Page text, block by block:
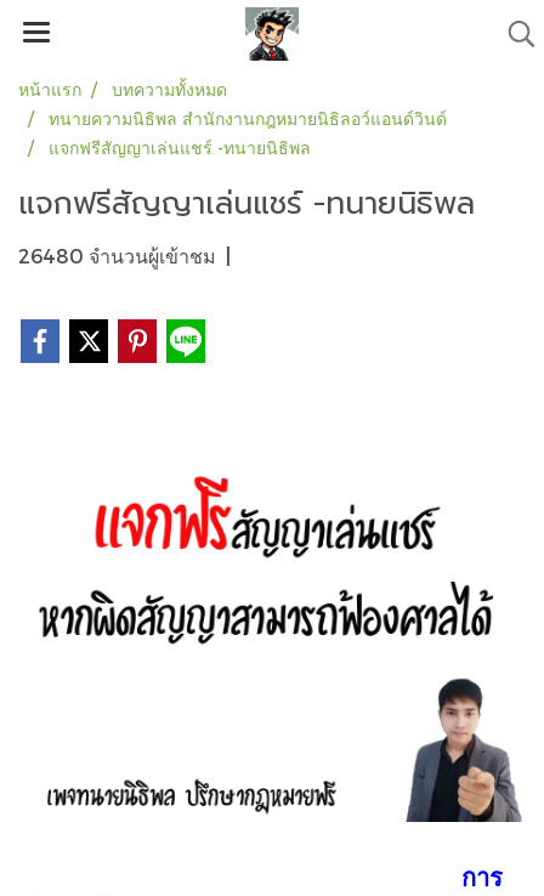
หน้าแรก
บทความทั้งหมด
ทนายความนิธิพล สำนักงานกฎหมายนิธิลอว์แอนด์วินด์
แจกฟรีสัญญาเล่นแชร์ -ทนายนิธิพล
แจกฟรีสัญญาเล่นแชร์ -ทนายนิธิพล
26480 จำนวนผู้เข้าชม
การ